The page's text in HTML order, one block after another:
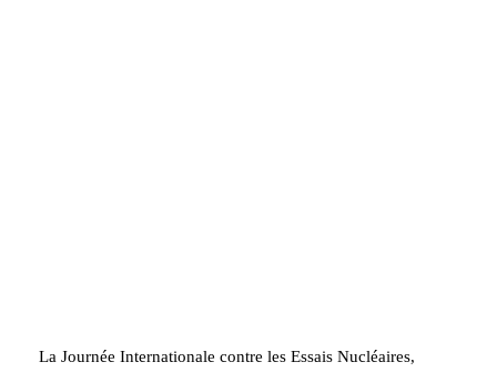
La Journée Internationale contre les Essais Nucléaires,